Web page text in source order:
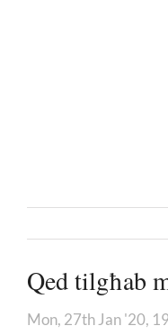
Qed tilgħab
Mon, 27th Jan '20,